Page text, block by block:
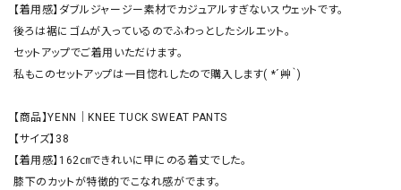
【着用感】ダブルジャージー素材でカジュアルすぎないスウェットです。
後ろは裾にゴムが入っているのでふわっとしたシルエット。
セットアップでご着用いただけます。
私もこのセットアップは一目惚れしたので購入します( *´艸｀)
【商品】YENN｜KNEE TUCK SWEAT PANTS
【サイズ】38
【着用感】162㎝できれいに甲にのる着丈でした。
膝下のカットが特徴的でこなれ感がでます。